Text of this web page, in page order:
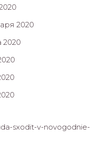
2020
2020
sxodit-v-novogodnie-